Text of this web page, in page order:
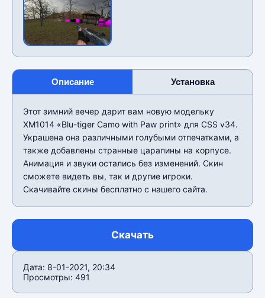
Описание Установка
Этот зимний вечер дарит вам новую модельку
XM1014 «Blu-tiger Camo with Paw print» для CSS v34.
Украшена она различными голубыми отпечатками, а
также добавлены странные царапины на корпусе.
Анимация и звуки остались без изменений. Скин
сможете видеть вы, так и другие игроки.
Скачивайте скины бесплатно с нашего сайта.
Скачать
Дата: 8-01-2021, 20:34
Просмотры: 491